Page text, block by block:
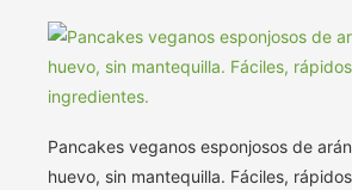
Pancakes veganos esponjosos de
huevo, sin mantequilla. Fáciles,